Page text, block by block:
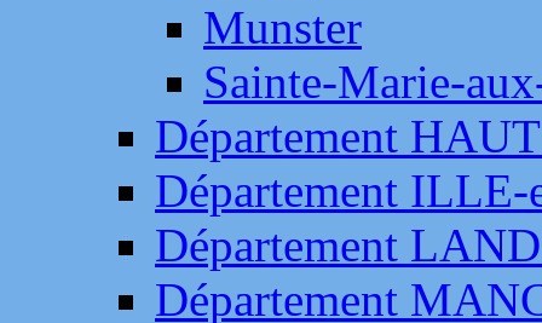
Munster
Sainte-Marie-
Département
Département
Département
Département